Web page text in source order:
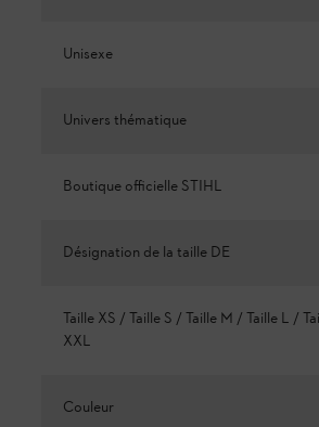
Unisexe
Univers thématique
Boutique officielle STIHL
Désignation de la taille DE
Taille XS / Taille S / Taille M / Taille L /
XXL
Couleur